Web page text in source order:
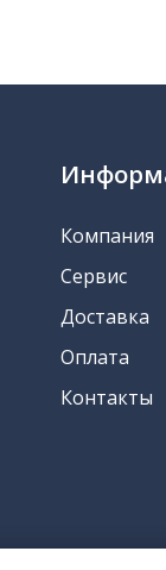
Компания
Сервис
Доставка
Оплата
Контакты